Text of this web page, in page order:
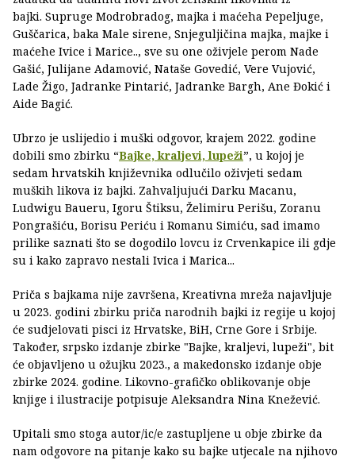
bajki. Supruge Modrobradog, majka i maćeha Pepeljuge,
Guščarica, baka Male sirene, Snjeguljičina majka, majke i
maćehe Ivice i Marice.., sve su one oživjele perom Nade
Gašić, Julijane Adamović, Nataše Govedić, Vere Vujović,
Lade Žigo, Jadranke Pintarić, Jadranke Bargh, Ane Đokić i
Aide Bagić.
Ubrzo je uslijedio i muški odgovor, krajem 2022. godine
dobili smo zbirku “Bajke, kraljevi, lupeži”, u kojoj je
sedam hrvatskih književnika odlučilo oživjeti sedam
muških likova iz bajki. Zahvaljujući Darku Macanu,
Ludwigu Baueru, Igoru Štiksu, Želimiru Perišu, Zoranu
Pongrašiću, Borisu Periću i Romanu Simiću, sad imamo
prilike saznati što se dogodilo lovcu iz Crvenkapice ili gdje
su i kako zapravo nestali Ivica i Marica...
Priča s bajkama nije završena, Kreativna mreža najavljuje
u 2023. godini zbirku priča narodnih bajki iz regije u kojoj
će sudjelovati pisci iz Hrvatske, BiH, Crne Gore i Srbije.
Također, srpsko izdanje zbirke "Bajke, kraljevi, lupeži", bit
će objavljeno u ožujku 2023., a makedonsko izdanje obje
zbirke 2024. godine. Likovno-grafičko oblikovanje obje
knjige i ilustracije potpisuje Aleksandra Nina Knežević.
Upitali smo stoga autor/ic/e zastupljene u obje zbirke da
nam odgovore na pitanje kako su bajke utjecale na njihovo